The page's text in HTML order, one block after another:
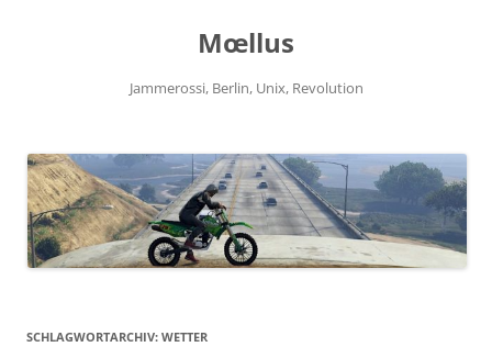
Mœllus
Jammerossi, Berlin, Unix, Revolution
SCHLAGWORTARCHIV: WETTER